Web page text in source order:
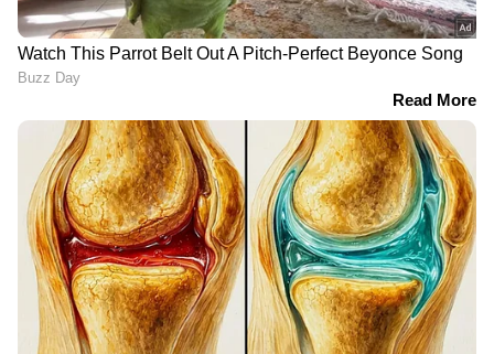
'മഴമാറി മാനംതെളിഞ്ഞാൽ എല്ലാം
മറക്കുന്നവരാണ് നമ്മൾ,
ശ്രദ്ധിക്കുന്നില്ല'
'അധികാരികളുടെ അഹങ്കാരവും
മണ്ടത്തരവും കൊണ്ടാണ്
കേരളത്തിൽ പ്രളയമുണ്ടായത്' |
Kerala Rains